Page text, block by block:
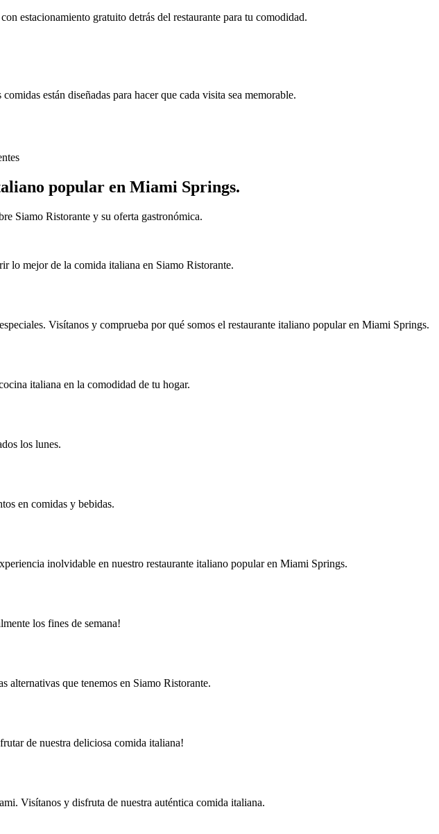
estacionamiento gratuito detrás del restaurante para tu comodidad.
están diseñadas para hacer que cada visita sea memorable.
popular en Miami Springs.
Siamo Ristorante y su oferta gastronómica.
lo mejor de la comida italiana en Siamo Ristorante.
Visítanos y comprueba por qué somos el restaurante italiano popular en Miami Springs.
italiana en la comodidad de tu hogar.
los lunes.
en comidas y bebidas.
inolvidable en nuestro restaurante italiano popular en Miami Springs.
los fines de semana!
alternativas que tenemos en Siamo Ristorante.
de nuestra deliciosa comida italiana!
Visítanos y disfruta de nuestra auténtica comida italiana.